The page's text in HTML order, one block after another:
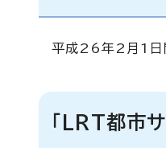
平成26年2月1日
「LRT都市